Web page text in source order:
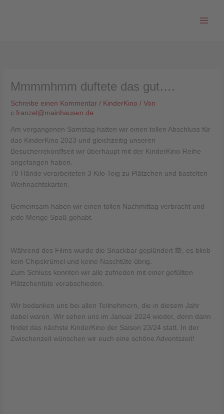
Mmmmhmm duftete das gut….
Schreibe einen Kommentar / KinderKino / Von
c.franzel@mainhausen.de
Am vergangenen Samstag hatten wir einen tollen Abschluss für
das KinderKino 2023 und gleichzeitig unseren
Besucherrekord❗️seit wir überhaupt mit der KinderKino-Reihe
angefangen haben.
78 Hände verarbeiteten 3 Kilo Teig zu Plätzchen und bastelten
Weihnachtskarten.
Gemeinsam haben wir einen tollen Nachmittag verbracht und
jede Menge Spaß gehabt.
Während des Films wurde die Snackbar geplündert 🙈, es blieb
kein Chipskrümel und keine Naschtüte übrig.
Zum Schluss konnten wir alle zufrieden mit einer gefüllten
Plätzchentüte verabschieden.
Wir bedanken uns bei allen Teilnehmern, die in diesem Jahr
dabei waren. Wir sehen uns im Januar 2024 wieder, denn dann
findet das nächste KinderKino der Saison 23/24 statt. In der
Zwischenzeit wünschen wir euch eine schöne Adventszeit!